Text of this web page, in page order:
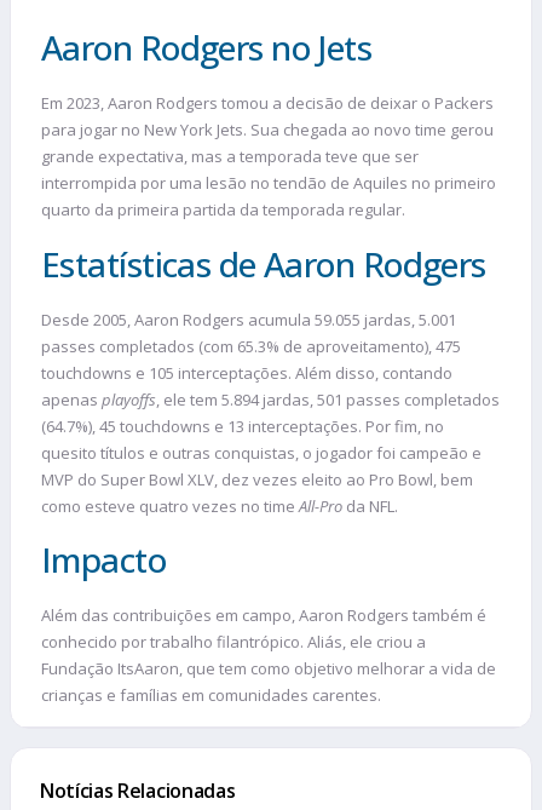
Aaron Rodgers no Jets
Em 2023, Aaron Rodgers tomou a decisão de deixar o Packers
para jogar no New York Jets. Sua chegada ao novo time gerou
grande expectativa, mas a temporada teve que ser
interrompida por uma lesão no tendão de Aquiles no primeiro
quarto da primeira partida da temporada regular.
Estatísticas de Aaron Rodgers
Desde 2005, Aaron Rodgers acumula 59.055 jardas, 5.001
passes completados (com 65.3% de aproveitamento), 475
touchdowns e 105 interceptações. Além disso, contando
apenas playoffs, ele tem 5.894 jardas, 501 passes completados
(64.7%), 45 touchdowns e 13 interceptações. Por fim, no
quesito títulos e outras conquistas, o jogador foi campeão e
MVP do Super Bowl XLV, dez vezes eleito ao Pro Bowl, bem
como esteve quatro vezes no timeAll-Pro da NFL.
Impacto
Além das contribuições em campo, Aaron Rodgers também é
conhecido por trabalho filantrópico. Aliás, ele criou a
Fundação ItsAaron, que tem como objetivo melhorar a vida de
crianças e famílias em comunidades carentes.
Notícias Relacionadas